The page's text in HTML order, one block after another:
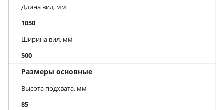
Длина вил, мм
1050
Ширина вил, мм
500
Размеры основные
Высота подхвата, мм
85